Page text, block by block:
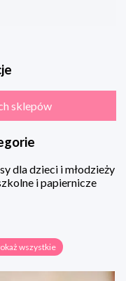
sklepów
dla dzieci i młodzieży
i papiernicze
wszystkie